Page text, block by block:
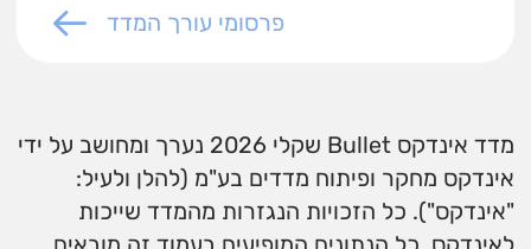
פרסומי עורך המדד
מדד אינדקס Bullet שקלי 2026 נערך ומחושב על ידי
אינדקס מחקר ופיתוח מדדים בע"מ (להלן ולעיל:
"אינדקס"). כל הזכויות הנגזרות מהמדד שייכות